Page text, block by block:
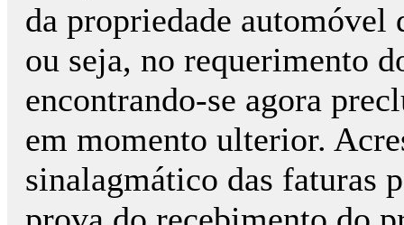
da propriedade
ou seja, no requerimento
encontrando-se agora
em momento ulterior.
sinalagmático das faturas